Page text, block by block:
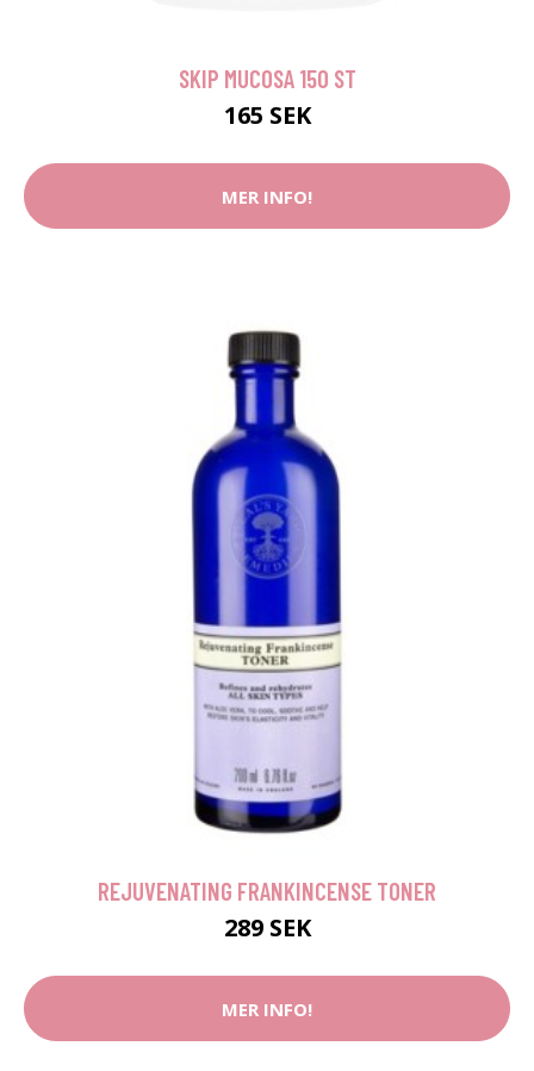
SKIP MUCOSA 150 ST
165 SEK
MER INFO!
REJUVENATING FRANKINCENSE TONER
289 SEK
MER INFO!